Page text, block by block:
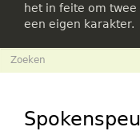
het in feite om
een eigen karakter.
Zoekveld